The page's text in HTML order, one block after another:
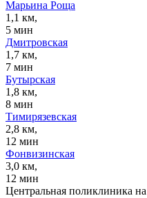
Марьина Роща
1,1 км,
5 мин
Дмитровская
1,7 км,
7 мин
Бутырская
1,8 км,
8 мин
Тимирязевская
2,8 км,
12 мин
Фонвизинская
3,0 км,
12 мин
Центральная поликлиника